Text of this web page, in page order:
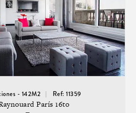
- 142M2 Ref: 11359
París 16to